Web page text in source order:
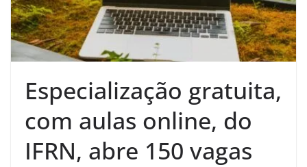
Especialização gratuita,
com aulas online, do
IFRN, abre 150 vagas